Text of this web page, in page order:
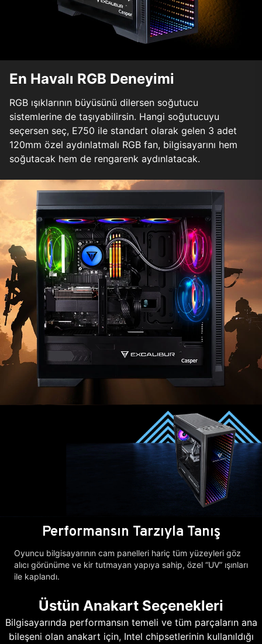
En Havalı RGB Deneyimi
RGB ışıklarının büyüsünü dilersen soğutucu
sistemlerine de taşıyabilirsin. Hangi soğutucuyu
seçersen seç, E750 ile standart olarak gelen 3 adet
120mm özel aydınlatmalı RGB fan, bilgisayarını hem
soğutacak hem de rengarenk aydınlatacak.
Performansın Tarzıyla Tanış
Oyuncu bilgisayarının cam panelleri hariç tüm yüzeyleri göz
alıcı görünüme ve kir tutmayan yapıya sahip, özel “UV” ışınları
ile kaplandı.
Üstün Anakart Seçenekleri
Bilgisayarında performansın temeli ve tüm parçaların ana
bileşeni olan anakart için, Intel chipsetlerinin kullanıldığı